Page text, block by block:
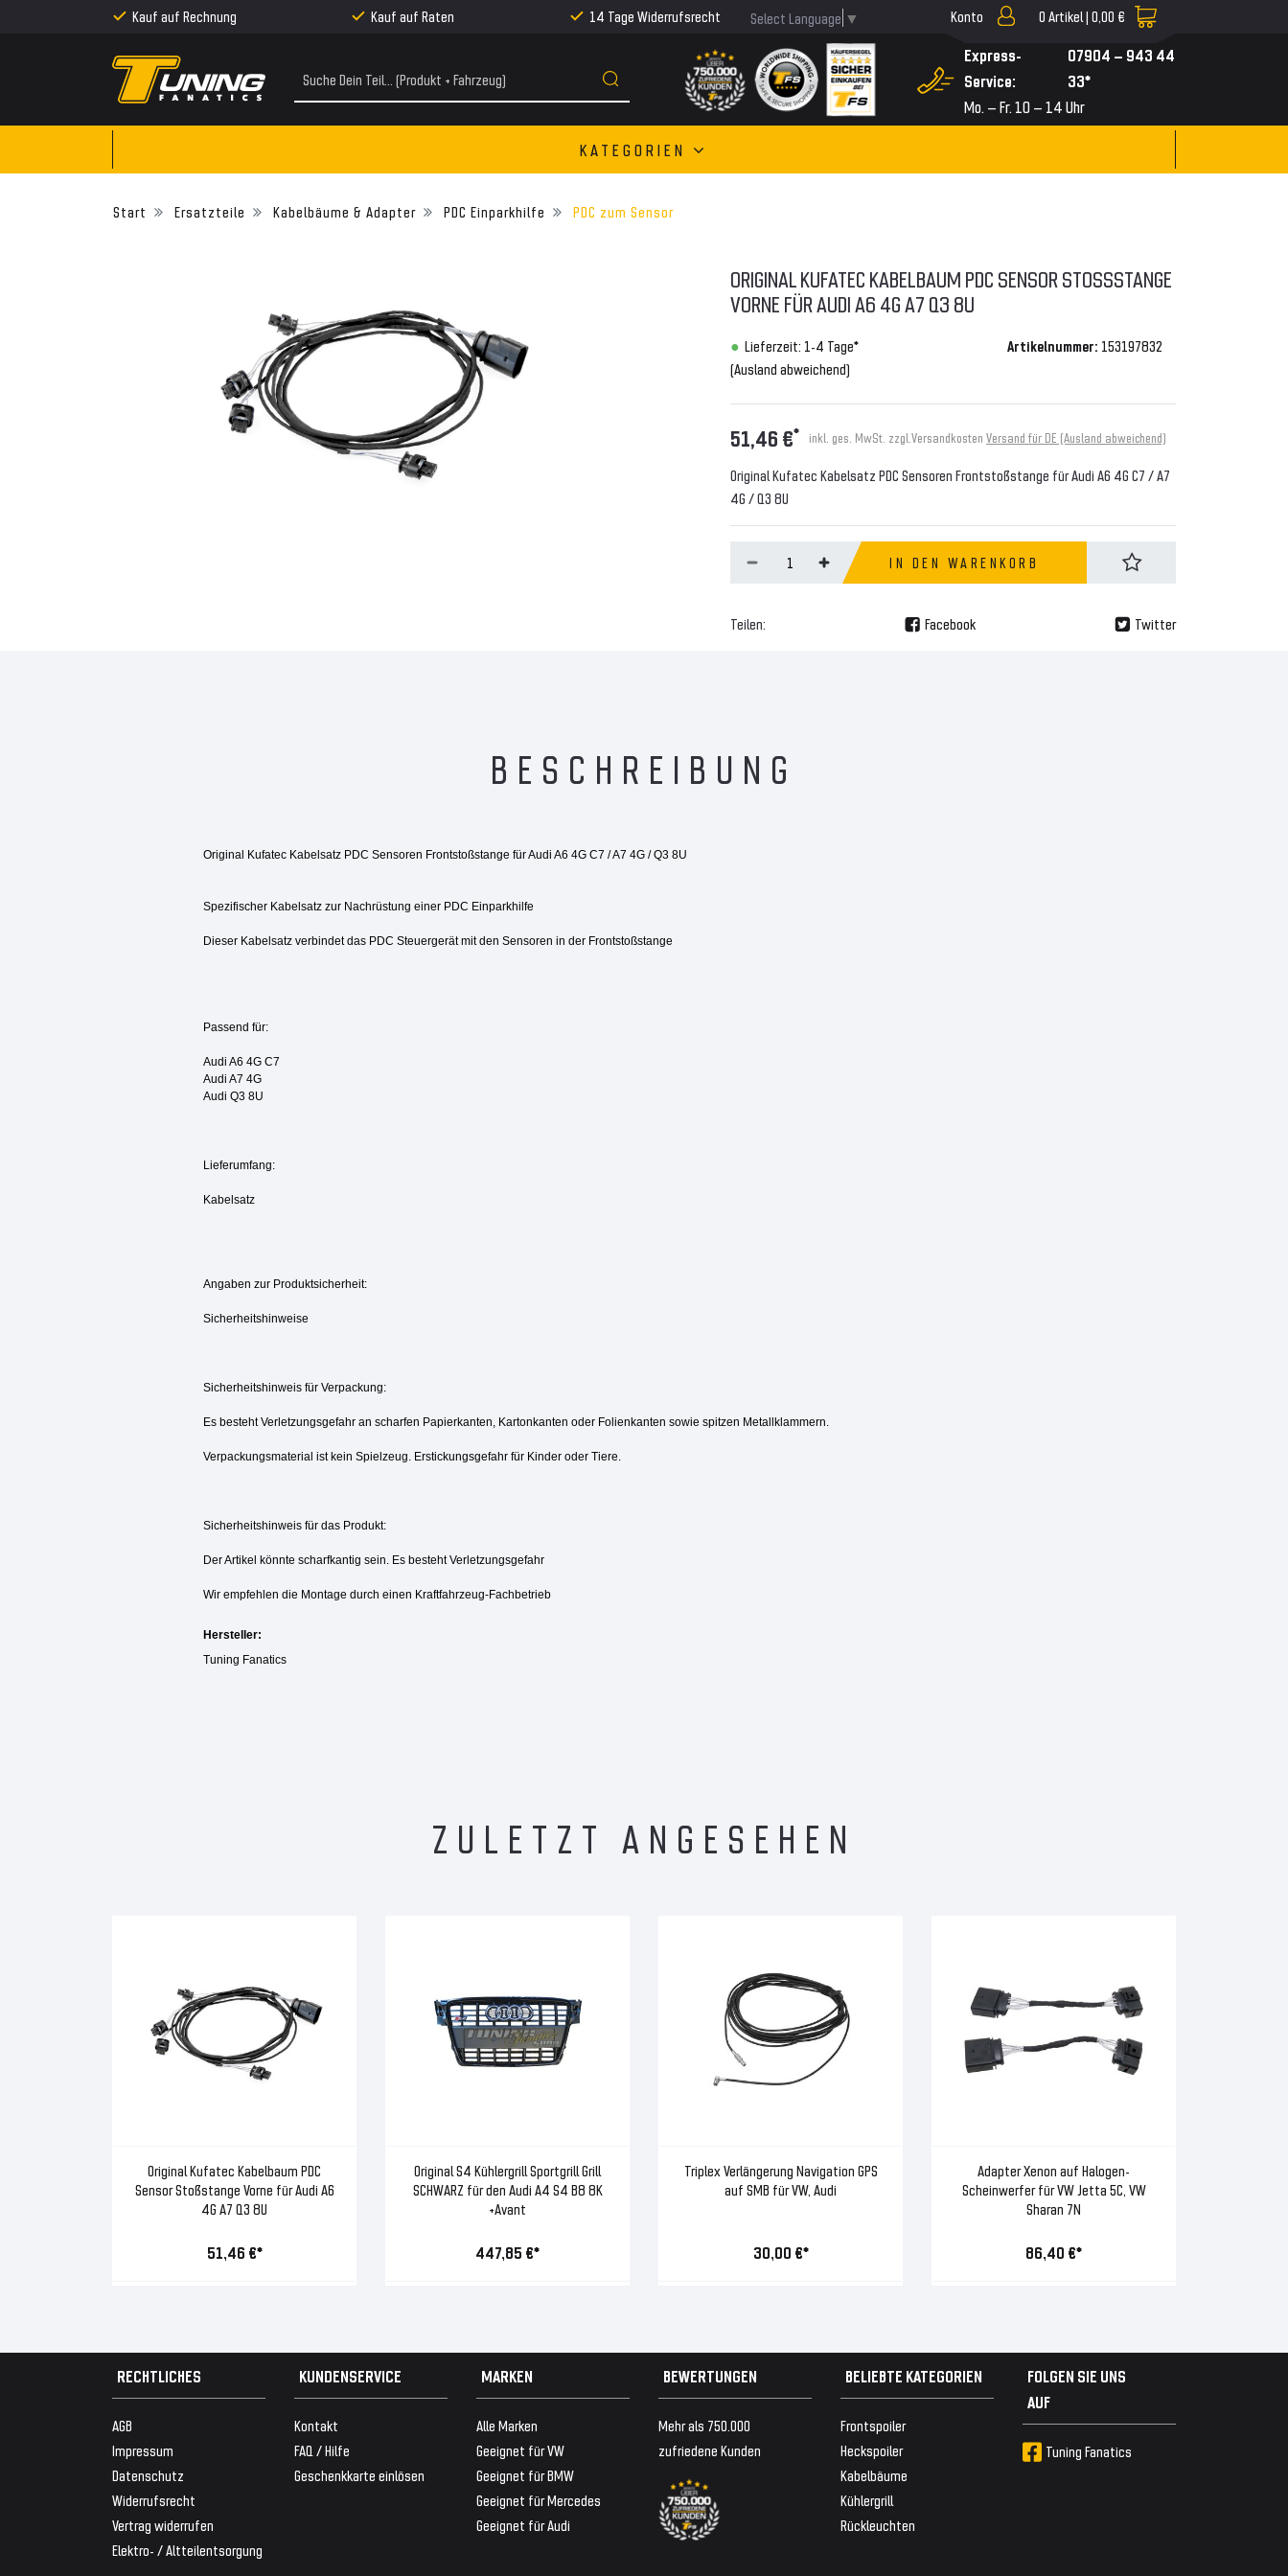
Kauf auf Rechnung Kauf auf Raten 14 Tage Widerrufsrecht Select Language ▼ Konto 0 Artikel | 0,00 €
Express-
Service:
07904 – 943 44
33*
Mo. – Fr. 10 – 14 Uhr
KATEGORIEN
Ersatzteile Kabelbäume & Adapter PDC Einparkhilfe PDC zum Sensor
ORIGINAL KUFATEC KABELBAUM PDC SENSOR STOSSSTANGE V
ORNE FÜR AUDI A6 4G A7 Q3 8U
Lieferzeit: 1-4 Tage*
(Ausland abweichend)
Artikelnummer: 153197832
51,46 €* inkl. ges. MwSt. zzgl. Versandkosten Versand für DE (Ausland abweichend)
Original Kufatec Kabelsatz PDC Sensoren Frontstoßstange für Audi A6 4G C7 / A7
4G / Q3 8U
IN DEN WARENKORB
Teilen: Facebook Twitter
BESCHREIBUNG
Original Kufatec Kabelsatz PDC Sensoren Frontstoßstange für Audi A6 4G C7 / A7 4G / Q3 8U
Spezifischer Kabelsatz zur Nachrüstung einer PDC Einparkhilfe
Dieser Kabelsatz verbindet das PDC Steuergerät mit den Sensoren in der Frontstoßstange
Passend für:
Audi A6 4G C7
Audi A7 4G
Audi Q3 8U
Lieferumfang:
Kabelsatz
Angaben zur Produktsicherheit:
Sicherheitshinweise
Sicherheitshinweis für Verpackung:
Es besteht Verletzungsgefahr an scharfen Papierkanten, Kartonkanten oder Folienkanten sowie spitzen Metallklammern.
Verpackungsmaterial ist kein Spielzeug. Erstickungsgefahr für Kinder oder Tiere.
Sicherheitshinweis für das Produkt:
Der Artikel könnte scharfkantig sein. Es besteht Verletzungsgefahr
Wir empfehlen die Montage durch einen Kraftfahrzeug-Fachbetrieb
Hersteller:
Tuning Fanatics
ZULETZT ANGESEHEN
Original Kufatec Kabelbaum PDC
Sensor Stoßstange Vorne für Audi A6
4G A7 Q3 8U
51,46 €*
Original S4 Kühlergrill Sportgrill Grill
SCHWARZ für den Audi A4 S4 B8 8K
+Avant
447,85 €*
Triplex Verlängerung Navigation GPS
auf SMB für VW, Audi
30,00 €*
Adapter Xenon auf Halogen-
Scheinwerfer für VW Jetta 5C, VW
Sharan 7N
86,40 €*
RECHTLICHES
AGB
Impressum
Datenschutz
Widerrufsrecht
Vertrag widerrufen
Elektro- / Altteilentsorgung
KUNDENSERVICE
Kontakt
FAQ / Hilfe
Geschenkkarte einlösen
MARKEN
Alle Marken
Geeignet für VW
Geeignet für BMW
Geeignet für Mercedes
Geeignet für Audi
BEWERTUNGEN
Mehr als 750.000
zufriedene Kunden
BELIEBTE KATEGORIEN
Frontspoiler
Heckspoiler
Kabelbäume
Kühlergrill
Rückleuchten
FOLGEN SIE UNS
AUF
Tuning Fanatics